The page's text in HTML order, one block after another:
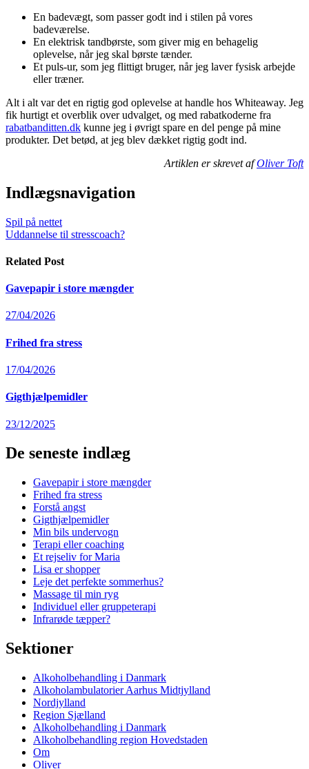
En badevægt, som passer godt ind i stilen på vores
badeværelse.
En elektrisk tandbørste, som giver mig en behagelig
oplevelse, når jeg skal børste tænder.
Et puls-ur, som jeg flittigt bruger, når jeg laver fysisk arbejde
eller træner.
Alt i alt var det en rigtig god oplevelse at handle hos Whiteaway. Jeg
fik hurtigt et overblik over udvalget, og med rabatkoderne fra
rabatbanditten.dk kunne jeg i øvrigt spare en del penge på mine
produkter. Det betød, at jeg blev dækket rigtig godt ind.
Artiklen er skrevet afOliver Toft
Indlægsnavigation
Spil på nettet
Uddannelse til stresscoach?
Related Post
Gavepapir i store mængder
27/04/2026
Frihed fra stress
17/04/2026
Gigthjælpemidler
23/12/2025
De seneste indlæg
Gavepapir i store mængder
Frihed fra stress
Forstå angst
Gigthjælpemidler
Min bils undervogn
Terapi eller coaching
Et rejseliv for Maria
Lisa er shopper
Leje det perfekte sommerhus?
Massage til min ryg
Individuel eller gruppeterapi
Infrarøde tæpper?
Sektioner
Alkoholbehandling i Danmark
Alkoholambulatorier Aarhus Midtjylland
Nordjylland
Region Sjælland
Alkoholbehandling i Danmark
Alkoholbehandling region Hovedstaden
Om
Oliver